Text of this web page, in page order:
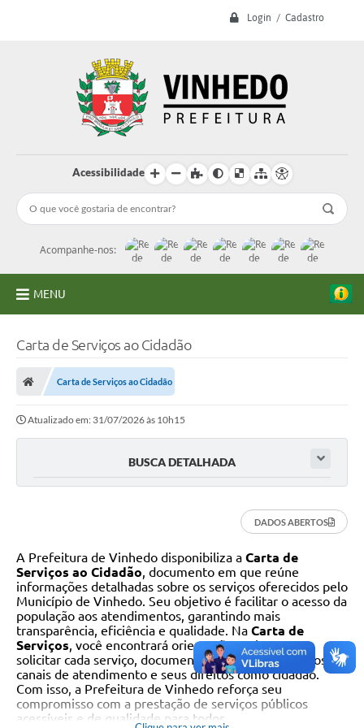
Login / Cadastro
Acessibilidade
Acompanhe-nos:
MENU
Secretarias
Telefones
Tributos Online
Cidadão
Transporte Coletivo Municipal (Horários e
Itinerários)
Normas e Legislação
Diário Oficial
Carta de Serviços ao Cidadão
Carta de Serviços ao Cidadão
Atualizado em: 31/07/2026 às 10h15
BUSCA DETALHADA
DADOS ABERTOS
A Prefeitura de Vinhedo disponibiliza a Carta de
Serviços ao Cidadão, documento em que reúne
informações detalhadas sobre os serviços oferecidos pelo
Município de Vinhedo. Seu objetivo é facilitar o acesso da
população aos atendimentos, garantindo mais
transparência, eficiência e qualidade. Na Carta de
Serviços, você encontrará orientações sobre como
solicitar cada serviço, documentos necessários, prazos,
canais de atendimento e seus direitos como cidadão.
Com isso, a Prefeitura de Vinhedo reforça seu
compromisso com a prestação de serviços públicos
acessíveis e de qualidade para todos.